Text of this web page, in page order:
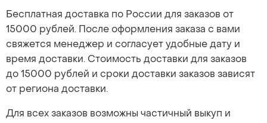
Бесплатная доставка по России для заказов от
15000 рублей. После оформления заказа с вами
свяжется менеджер и согласует удобные дату и
время доставки. Стоимость доставки для заказов
до 15000 рублей и сроки доставки заказов зависят
от региона доставки.
Для всех заказов возможны частичный выкуп и